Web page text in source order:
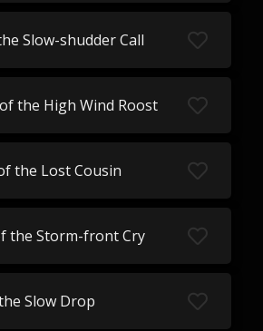
Slow-shudder Call
the High Wind Roost
the Lost Cousin
the Storm-front Cry
Slow Drop